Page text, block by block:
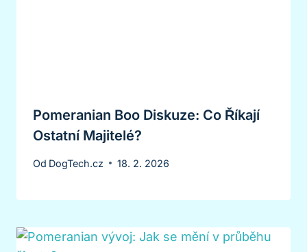
Pomeranian Boo Diskuze: Co Říkají
Ostatní Majitelé?
Od DogTech.cz 18. 2. 2026